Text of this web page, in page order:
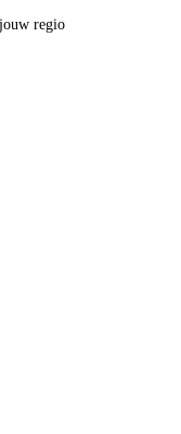
regio